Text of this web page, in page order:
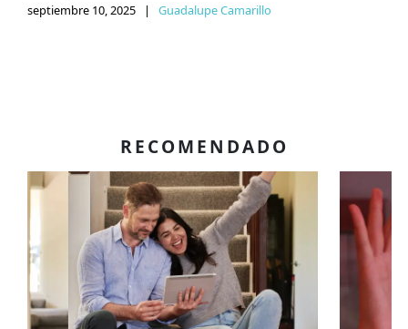
septiembre 10, 2025 | Guadalupe Camarillo
RECOMENDADO